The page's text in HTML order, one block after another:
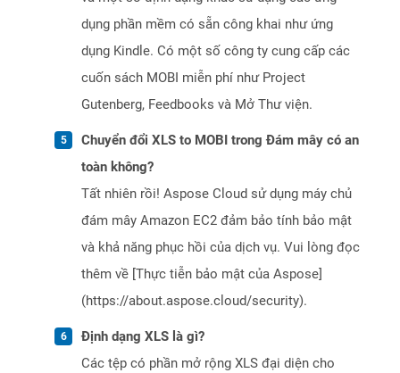
dụng phần mềm có sẵn công khai như ứng
dụng Kindle. Có một số công ty cung cấp các
cuốn sách MOBI miễn phí như Project
Gutenberg, Feedbooks và Mở Thư viện.
Chuyển đổi XLS to MOBI trong Đám mây có an
toàn không?
Tất nhiên rồi! Aspose Cloud sử dụng máy chủ
đám mây Amazon EC2 đảm bảo tính bảo mật
và khả năng phục hồi của dịch vụ. Vui lòng đọc
thêm về [Thực tiễn bảo mật của Aspose]
(https://about.aspose.cloud/security).
Định dạng XLS là gì?
Các tệp có phần mở rộng XLS đại diện cho